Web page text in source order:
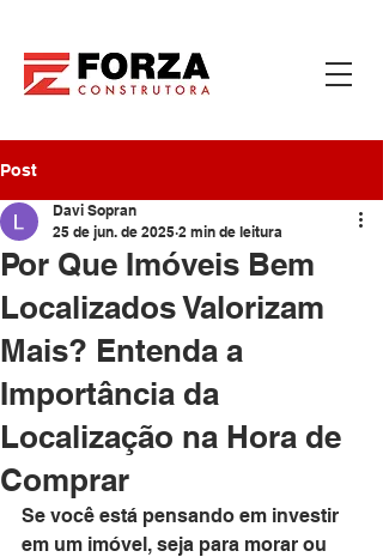
Post
Por Que Imóveis Bem
Localizados Valorizam
Mais? Entenda a
Importância da
Localização na Hora de
Comprar
Davi Sopran
25 de jun. de 2025 2 min de leitura
Se você está pensando em investir
em um imóvel, seja para morar ou